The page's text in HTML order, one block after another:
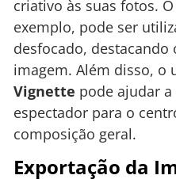
criativo às suas fotos. O
exemplo, pode ser
desfocado,
imagem. Além disso, o
Vignette pode ajudar
espectador para o
composição geral.
Exportação da